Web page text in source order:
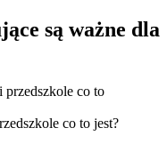
są ważne dla
co to jest?